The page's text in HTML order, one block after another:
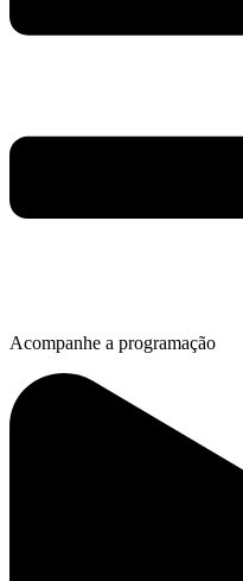
Acompanhe a programação